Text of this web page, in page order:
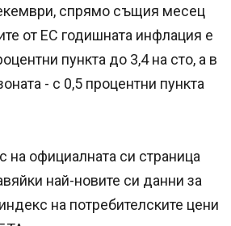
спрямо същия месец
от ЕС годишната инфлация е
пункта до 3,4 на сто, а в
- с 0,5 процентни пункта
официалната си страница
най-новите си данни за
на потребителските цени